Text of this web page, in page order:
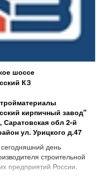
шоссе
КЗ
кирпичный завод"
Саратовская обл 2-й
ул. Урицкого д.47
день
строительной
предприятий России.